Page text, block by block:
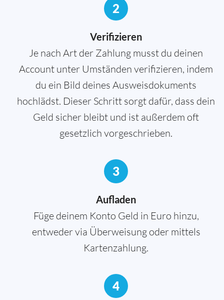
2
Verifizieren
Je nach Art der Zahlung musst du deinen
Account unter Umständen verifizieren, indem
du ein Bild deines Ausweisdokuments
hochlädst. Dieser Schritt sorgt dafür, dass dein
Geld sicher bleibt und ist außerdem oft
gesetzlich vorgeschrieben.
3
Aufladen
Füge deinem Konto Geld in Euro hinzu,
entweder via Überweisung oder mittels
Kartenzahlung.
4